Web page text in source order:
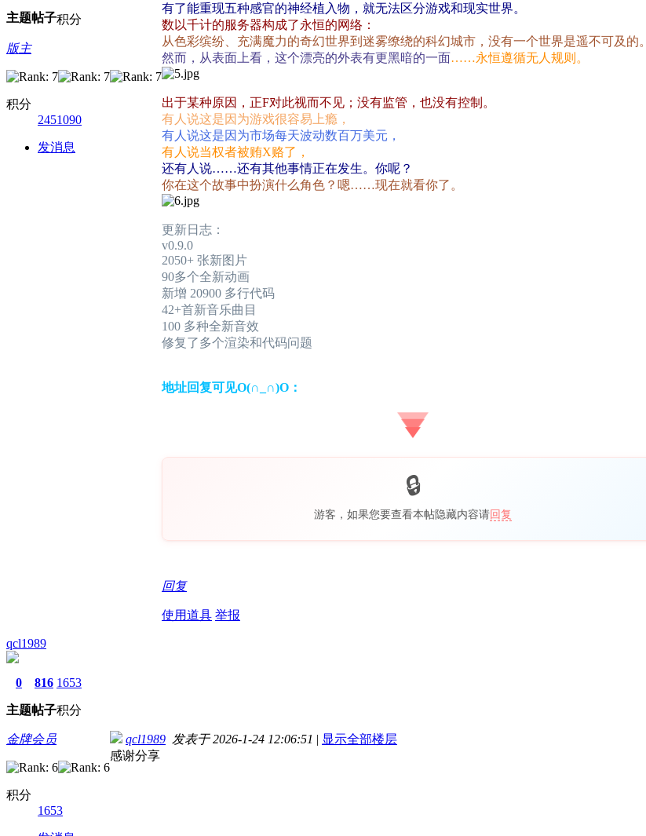
主题帖子积分
版主
积分
2451090
发消息
有了能重现五种感官的神经植入物，就无法区分游戏和现实世界。
数以千计的服务器构成了永恒的网络：
从色彩缤纷、充满魔力的奇幻世界到迷雾缭绕的科幻城市，没有一个世界是遥不可及的。
然而，从表面上看，这个漂亮的外表有更黑暗的一面……永恒遵循无人规则。
出于某种原因，正F对此视而不见；没有监管，也没有控制。
有人说这是因为游戏很容易上瘾，
有人说这是因为市场每天波动数百万美元，
有人说当权者被贿X赂了，
还有人说……还有其他事情正在发生。你呢？
你在这个故事中扮演什么角色？嗯……现在就看你了。
更新日志：
v0.9.0
2050+ 张新图片
90多个全新动画
新增 20900 多行代码
42+首新音乐曲目
100 多种全新音效
修复了多个渲染和代码问题
地址回复可见O(∩_∩)O：
游客，如果您要查看本帖隐藏内容请回复
回复
使用道具 举报
qcl1989
0
主题
816
帖子
1653
积分
金牌会员
积分
1653
qcl1989 发表于 2026-1-24 12:06:51 | 显示全部楼层
感谢分享